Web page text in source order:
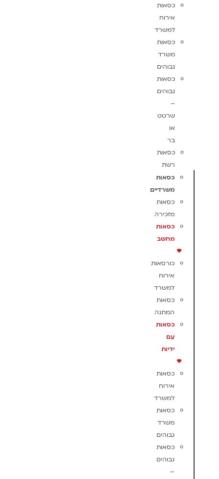
כסאות
אירוח
למשרד
כסאות
משרד
גבוהים
כסאות
גבוהים
–
שרטט
או
בר
כסאות
רשת
כסאות
משרדיים
כסאות
מזכירה
כסאות
מחשב
כורסאות
אירוח
למשרד
כסאות
המתנה
כסאות
עם
ידיות
כסאות
אירוח
למשרד
כסאות
משרד
גבוהים
כסאות
גבוהים
–